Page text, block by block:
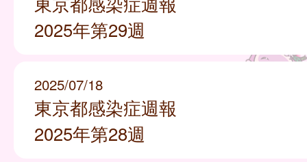
2025年第29週
2025/07/18
東京都感染症週報
2025年第28週